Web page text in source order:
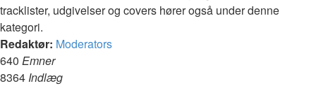
tracklister, udgivelser og covers hører også under denne
kategori.
Redaktør: Moderators
640 Emner
8364 Indlæg